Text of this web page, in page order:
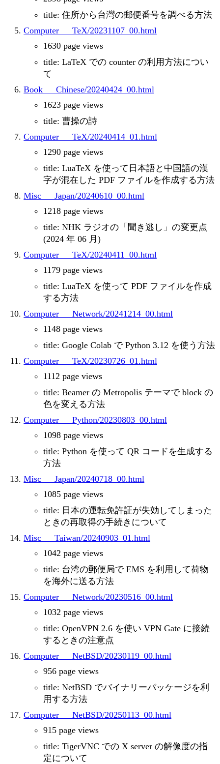
title: 住所から台灣の郵便番号を調べる方法
Computer___TeX/20231107_00.html
1630 page views
title: LaTeX での counter の利用方法につい
て
Book___Chinese/20240424_00.html
1623 page views
title: 曹操の詩
Computer___TeX/20240414_01.html
1290 page views
title: LuaTeX を使って日本語と中国語の漢
字が混在した PDF ファイルを作成する方法
Misc___Japan/20240610_00.html
1218 page views
title: NHK ラジオの「聞き逃し」の変更点
(2024 年 06 月)
Computer___TeX/20240411_00.html
1179 page views
title: LuaTeX を使って PDF ファイルを作成
する方法
Computer___Network/20241214_00.html
1148 page views
title: Google Colab で Python 3.12 を使う方法
Computer___TeX/20230726_01.html
1112 page views
title: Beamer の Metropolis テーマで block の
色を変える方法
Computer___Python/20230803_00.html
1098 page views
title: Python を使って QR コードを生成する
方法
Misc___Japan/20240718_00.html
1085 page views
title: 日本の運転免許証が失効してしまった
ときの再取得の手続きについて
Misc___Taiwan/20240903_01.html
1042 page views
title: 台湾の郵便局で EMS を利用して荷物
を海外に送る方法
Computer___Network/20230516_00.html
1032 page views
title: OpenVPN 2.6 を使い VPN Gate に接続
するときの注意点
Computer___NetBSD/20230119_00.html
956 page views
title: NetBSD でバイナリーパッケージを利
用する方法
Computer___NetBSD/20250113_00.html
915 page views
title: TigerVNC での X server の解像度の指
定について